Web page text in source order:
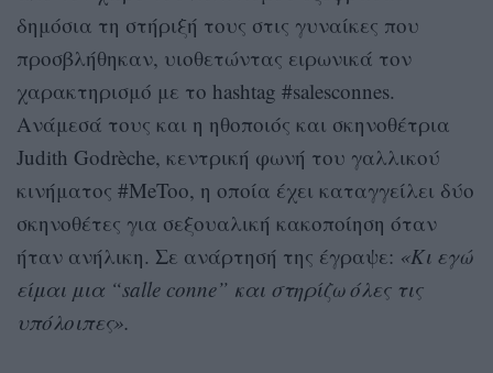
δημόσια τη στήριξή τους στις γυναίκες που
προσβλήθηκαν, υιοθετώντας ειρωνικά τον
χαρακτηρισμό με το hashtag #salesconnes.
Ανάμεσά τους και η ηθοποιός και σκηνοθέτρια
Judith Godrèche, κεντρική φωνή του γαλλικού
κινήματος #MeToo, η οποία έχει καταγγείλει δύο
σκηνοθέτες για σεξουαλική κακοποίηση όταν
ήταν ανήλικη. Σε ανάρτησή της έγραψε: «Κι εγώ
είμαι μια “salle conne” και στηρίζω όλες τις
υπόλοιπες».